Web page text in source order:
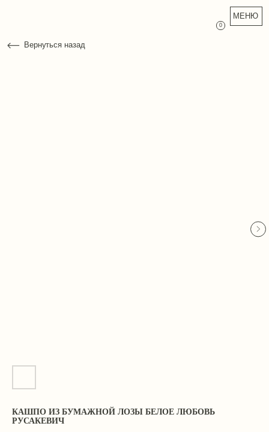
МЕНЮ
Вернуться назад
КАШПО ИЗ БУМАЖНОЙ ЛОЗЫ БЕЛОЕ ЛЮБОВЬ
РУСАКЕВИЧ